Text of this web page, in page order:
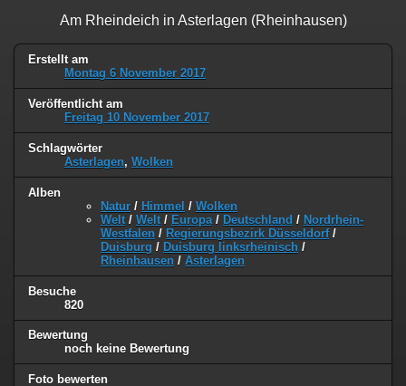
Am Rheindeich in Asterlagen (Rheinhausen)
Erstellt am
Montag 6 November 2017
Veröffentlicht am
Freitag 10 November 2017
Schlagwörter
Asterlagen, Wolken
Alben
Natur / Himmel / Wolken
Welt / Welt / Europa / Deutschland / Nordrhein-
Westfalen / Regierungsbezirk Düsseldorf/
Duisburg / Duisburg linksrheinisch /
Rheinhausen / Asterlagen
Besuche
820
Bewertung
noch keine Bewertung
Foto bewerten